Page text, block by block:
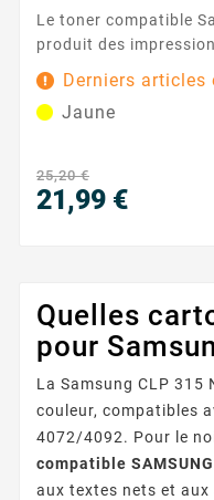
Le toner compatible
produit des
une capacité de 1000
résultats constants et fiables.
principales : Couleur : Jaune Capacité d'impression :
Derniers articles
Jaune
25,20 €
21,99 €
Quelles
pour
La Samsung CLP 315
couleur, compatibles
4072/4092. Pour le
compatible
aux textes nets et